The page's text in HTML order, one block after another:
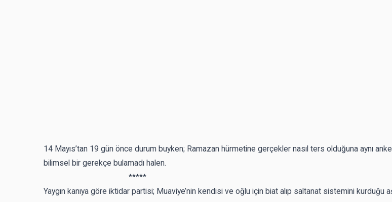
14 Mayıs’tan 19 gün önce durum buyken; Ramazan hürmetine gerçekler nasıl ters olduğuna aynı
bilimsel bir gerekçe bulamadı halen.
*****
Yaygın kanıya göre iktidar partisi; Muaviye’nin kendisi ve oğlu için biat alıp saltanat sistemini kurduğu